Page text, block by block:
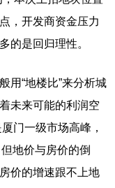
，开发商资金压力
的是回归理性。
“地楼比”来分析城
未来可能的利润空
门一级市场高峰，
地价与房价的倒
价的增速跟不上地